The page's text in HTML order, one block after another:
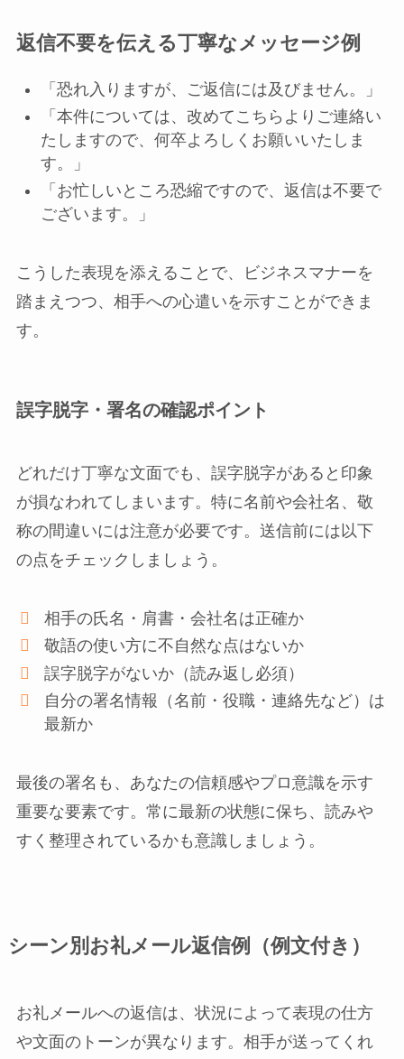
返信不要を伝える丁寧なメッセージ例
「恐れ入りますが、ご返信には及びません。」
「本件については、改めてこちらよりご連絡い
たしますので、何卒よろしくお願いいたしま
す。」
「お忙しいところ恐縮ですので、返信は不要で
ございます。」
こうした表現を添えることで、ビジネスマナーを
踏まえつつ、相手への心遣いを示すことができま
す。
誤字脱字・署名の確認ポイント
どれだけ丁寧な文面でも、誤字脱字があると印象
が損なわれてしまいます。特に名前や会社名、敬
称の間違いには注意が必要です。送信前には以下
の点をチェックしましょう。
相手の氏名・肩書・会社名は正確か
敬語の使い方に不自然な点はないか
誤字脱字がないか（読み返し必須）
自分の署名情報（名前・役職・連絡先など）は
最新か
最後の署名も、あなたの信頼感やプロ意識を示す
重要な要素です。常に最新の状態に保ち、読みや
すく整理されているかも意識しましょう。
シーン別お礼メール返信例（例文付き）
お礼メールへの返信は、状況によって表現の仕方
や文面のトーンが異なります。相手が送ってくれ